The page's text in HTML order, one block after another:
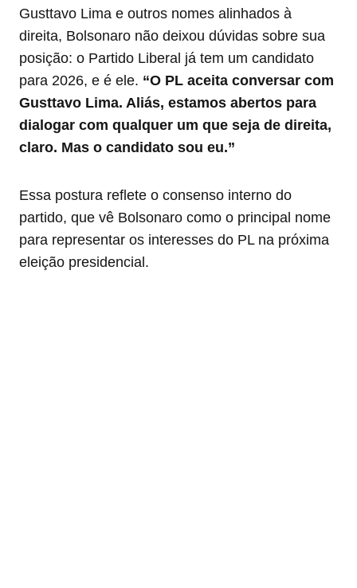
Gusttavo Lima e outros nomes alinhados à
direita, Bolsonaro não deixou dúvidas sobre sua
posição: o Partido Liberal já tem um candidato
para 2026, e é ele. “O PL aceita conversar com
Gusttavo Lima. Aliás, estamos abertos para
dialogar com qualquer um que seja de direita,
claro. Mas o candidato sou eu.”
Essa postura reflete o consenso interno do
partido, que vê Bolsonaro como o principal nome
para representar os interesses do PL na próxima
eleição presidencial.